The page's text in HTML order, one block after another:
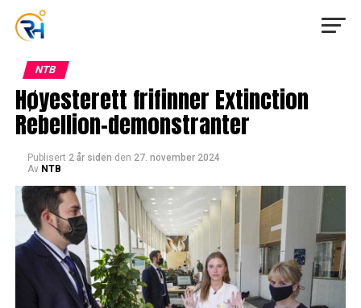
NTB
Høyesterett frifinner Extinction
Rebellion-demonstranter
Publisert 2 år siden den 27. november 2024
Av NTB